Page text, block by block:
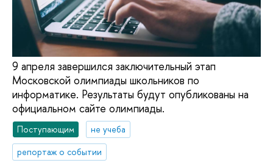
9 апреля завершился заключительный этап
Московской олимпиады школьников по
информатике. Результаты будут опубликованы на
официальном сайте олимпиады.
Поступающим
не учеба
репортаж о событии